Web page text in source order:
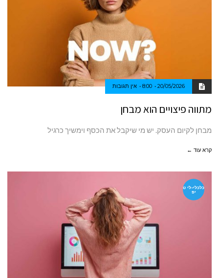
20/05/2026
8:00 אין תגובות
מתווה פיצויים הוא מבחן
מבחן לקיום העסק. יש מי שיקבל את הכסף וימשיך כרגיל
קרא עוד ←
כלכלי-לי ט
יפ